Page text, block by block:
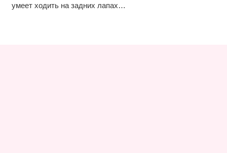
умеет ходить на задних лапах…